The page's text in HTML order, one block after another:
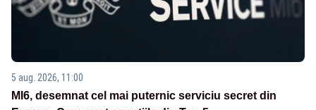
5 aug. 2026, 11:00
MI6, desemnat cel mai puternic serviciu secret din